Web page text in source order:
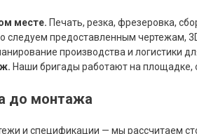
месте. Печать, резка, фрезеровка,
следуем предоставленным чертежам,
производства и логистики
Наши бригады работают на площадке,
до монтажа
и спецификации — мы рассчитаем